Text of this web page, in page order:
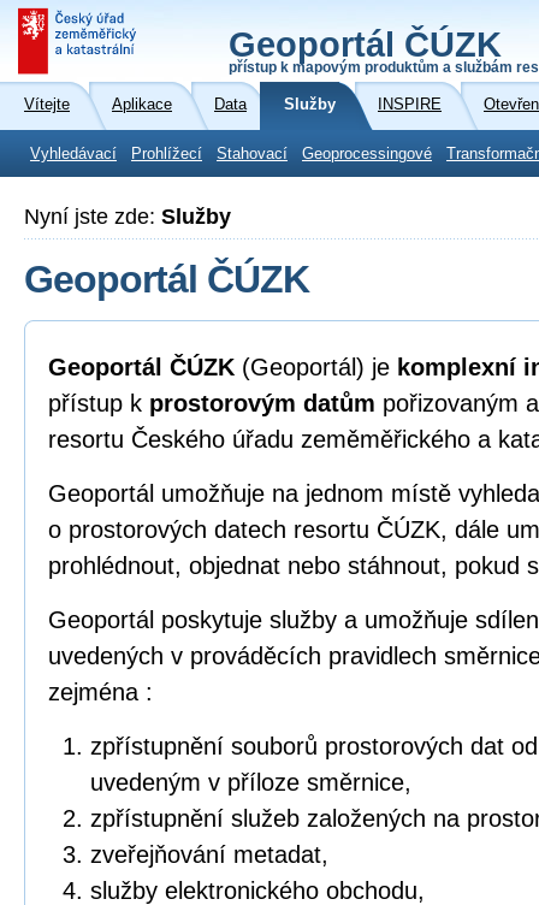
Geoportál ČÚZK
přístup k mapovým produktům a službám
Vítejte Aplikace Data Služby INSPIRE
Vyhledávací Prohlížecí Stahovací Geoprocessingové
Nyní jste zde: Služby
Geoportál ČÚZK
Geoportál ČÚZK (Geoportál) je komplexní
přístup k prostorovým datům pořizovaným
resortu Českého úřadu zeměměřického a
Geoportál umožňuje na jednom místě
o prostorových datech resortu ČÚZK, dále
prohlédnout, objednat nebo stáhnout, pokud
Geoportál poskytuje služby a umožňuje
uvedených v prováděcích pravidlech
zejména :
zpřístupnění souborů prostorových dat
uvedeným v příloze směrnice,
zpřístupnění služeb založených na
zveřejňování metadat,
služby elektronického obchodu,